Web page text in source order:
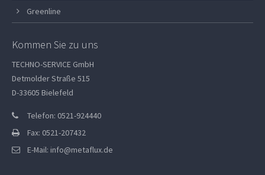
Greenline
Kommen Sie zu uns
TECHNO-SERVICE GmbH
Detmolder Straße 515
D-33605 Bielefeld
Telefon: 0521-924440
Fax: 0521-207432
E-Mail: info@metaflux.de